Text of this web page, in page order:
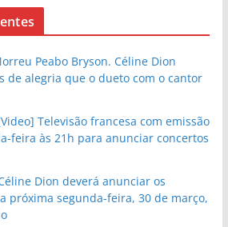
Peabo Bryson. Céline Dion
de alegria que o dueto com o cantor
Televisão francesa com emissão
feira às 21h para anunciar concertos
Dion deverá anunciar os
próxima segunda-feira, 30 de março,